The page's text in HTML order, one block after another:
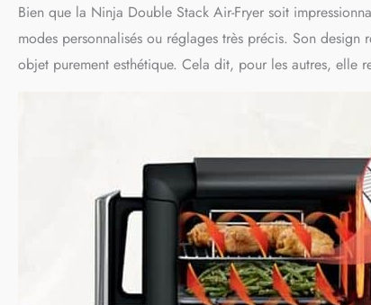
Bien que la Ninja Double Stack Air-Fryer soit
modes personnalisés ou réglages très précis. Son
objet purement esthétique. Cela dit, pour les autres, elle